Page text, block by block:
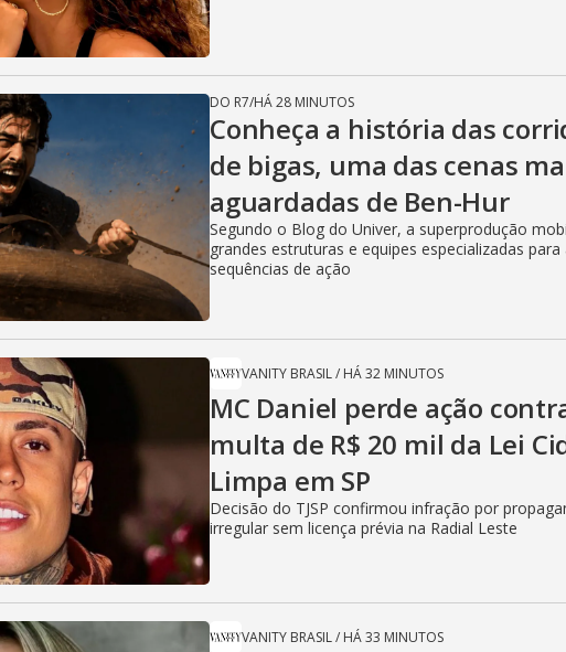
DO R7/HÁ 28 MINUTOS
Conheça a história das
de bigas, uma das cenas
aguardadas de Ben-Hur
Segundo o Blog do Univer, a superprodução
grandes estruturas e equipes especializadas para
sequências de ação
VANITY BRASIL/ HÁ 32 MINUTOS
MC Daniel perde ação
multa de R$ 20 mil da Lei
Limpa em SP
Decisão do TJSP confirmou infração por
irregular sem licença prévia na Radial Leste
VANITY BRASIL/ HÁ 33 MINUTOS